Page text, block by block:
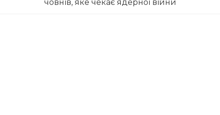
човнів, яке чекає ядерної війни